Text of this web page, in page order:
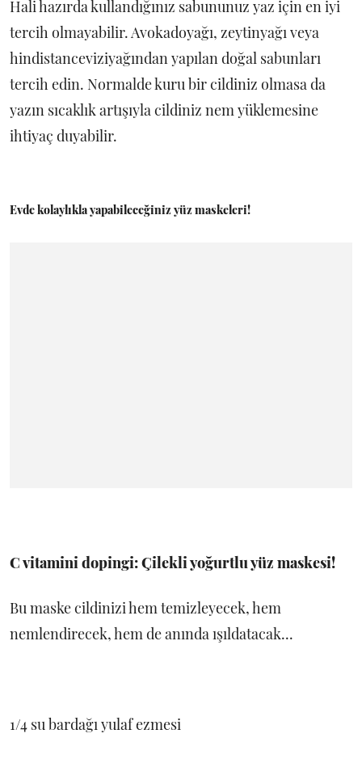
Hali hazırda kullandığınız sabununuz yaz için en iyi
tercih olmayabilir. Avokadoyağı, zeytinyağı veya
hindistanceviziyağından yapılan doğal sabunları
tercih edin. Normalde kuru bir cildiniz olmasa da
yazın sıcaklık artışıyla cildiniz nem yüklemesine
ihtiyaç duyabilir.
Evde kolaylıkla yapabileceğiniz yüz maskeleri!
C vitamini dopingi: Çilekli yoğurtlu yüz maskesi!
Bu maske cildinizi hem temizleyecek, hem
nemlendirecek, hem de anında ışıldatacak...
1/4 su bardağı yulaf ezmesi